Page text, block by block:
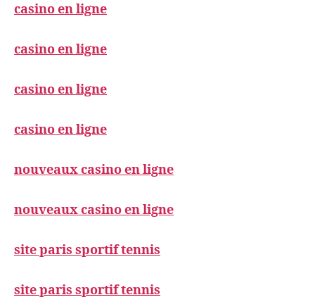
casino en ligne
casino en ligne
casino en ligne
casino en ligne
nouveaux casino en ligne
nouveaux casino en ligne
site paris sportif tennis
site paris sportif tennis